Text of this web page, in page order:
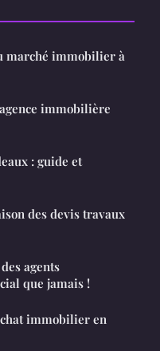
marché immobilier à
immobilière
: guide et
des devis travaux
agents
que jamais !
immobilier en